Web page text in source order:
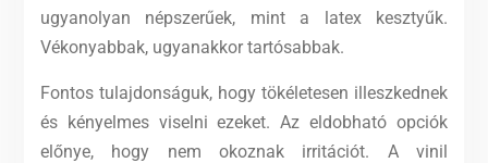
ugyanolyan népszerűek, mint a latex kesztyűk.
Vékonyabbak, ugyanakkor tartósabbak.
Fontos tulajdonságuk, hogy tökéletesen illeszkednek
és kényelmes viselni ezeket. Az eldobható opciók
előnye, hogy nem okoznak irritációt. A vinil